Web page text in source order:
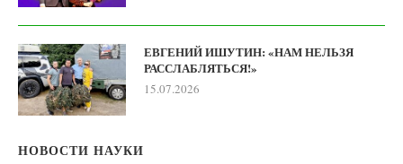
ЕВГЕНИЙ ИШУТИН: «НАМ НЕЛЬЗЯ
РАССЛАБЛЯТЬСЯ!»
15.07.2026
НОВОСТИ НАУКИ